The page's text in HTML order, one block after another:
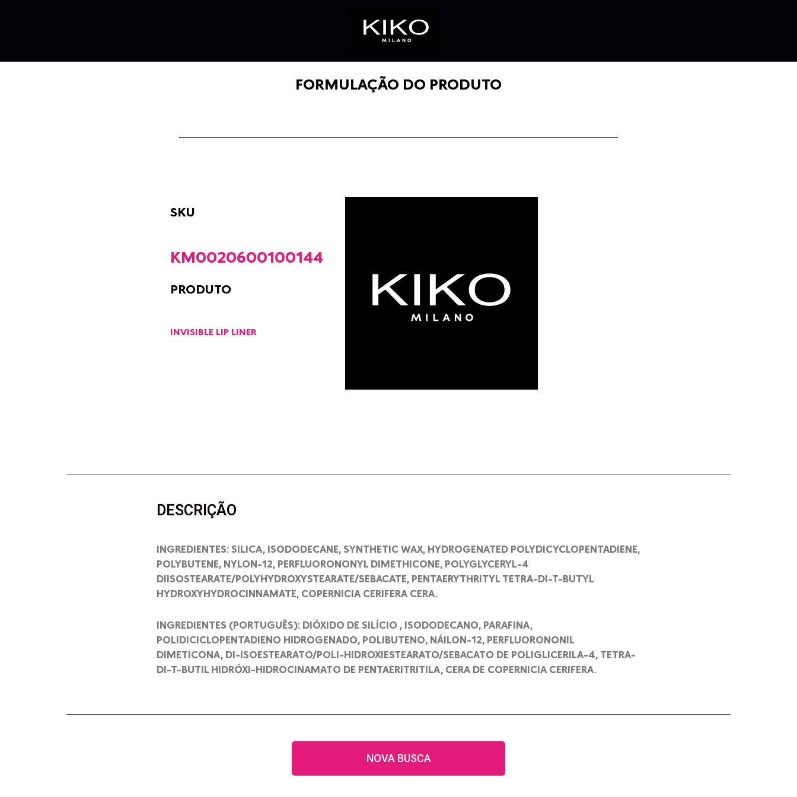
FORMULAÇÃO DO PRODUTO
SKU
KM0020600100144
PRODUTO
INVISIBLE LIP LINER
DESCRIÇÃO
INGREDIENTES: SILICA, ISODODECANE, SYNTHETIC WAX, HYDROGENATED POLYDICYCLOPENTADIENE,
POLYBUTENE, NYLON-12, PERFLUORONONYL DIMETHICONE, POLYGLYCERYL-4
DIISOSTEARATE/POLYHYDROXYSTEARATE/SEBACATE, PENTAERYTHRITYL TETRA-DI-T-BUTYL
HYDROXYHYDROCINNAMATE, COPERNICIA CERIFERA CERA.
INGREDIENTES (PORTUGUÊS): DIÓXIDO DE SILÍCIO , ISODODECANO, PARAFINA,
POLIDICICLOPENTADIENO HIDROGENADO, POLIBUTENO, NÁILON-12, PERFLUORONONIL
DIMETICONA, DI-ISOESTEARATO/POLI-HIDROXIESTEARATO/SEBACATO DE POLIGLICERILA-4, TETRA-
DI-T-BUTIL HIDRÓXI-HIDROCINAMATO DE PENTAERITRITILA, CERA DE COPERNICIA CERIFERA.
NOVA BUSCA